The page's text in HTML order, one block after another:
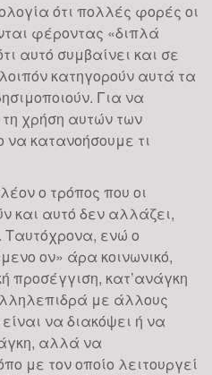
ότι πολλές φορές οι
φέροντας «διπλά
αυτό συμβαίνει και σε
κατηγορούν αυτά τα
Για να
χρήση αυτών των
να κατανοήσουμε τι
ο τρόπος που οι
και αυτό δεν αλλάζει,
Ταυτόχρονα, ενώ ο
ον» άρα κοινωνικό,
προσέγγιση, κατ’ανάγκη
με άλλους
να διακόψει ή να
αλλά να
με τον οποίο λειτουργεί